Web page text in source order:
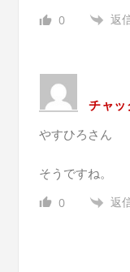
0 返
チャッ
やすひろさん
そうですね。
0 返